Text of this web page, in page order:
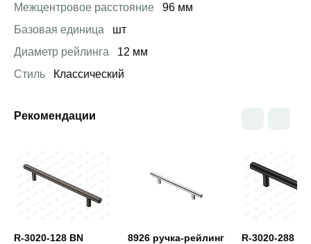
Межцентровое расстояние
96 мм
Базовая единица
шт
Диаметр рейлинга
12 мм
Стиль
Классический
Рекомендации
R-3020-128 BN
8926 ручка-рейлинг
R-3020-288 BL